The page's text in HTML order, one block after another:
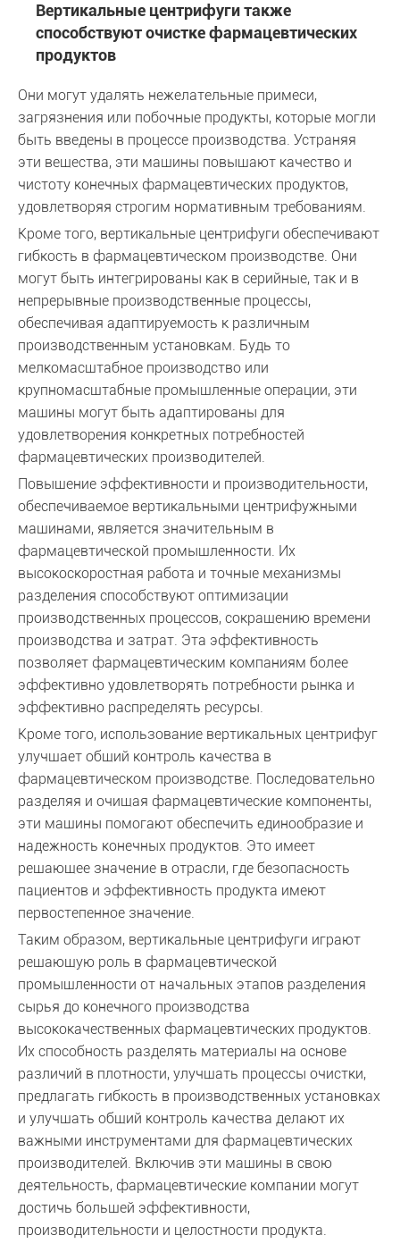
Вертикальные центрифуги также
способствуют очистке фармацевтических
продуктов
Они могут удалять нежелательные примеси,
загрязнения или побочные продукты, которые могли
быть введены в процессе производства. Устраняя
эти вещества, эти машины повышают качество и
чистоту конечных фармацевтических продуктов,
удовлетворяя строгим нормативным требованиям.
Кроме того, вертикальные центрифуги обеспечивают
гибкость в фармацевтическом производстве. Они
могут быть интегрированы как в серийные, так и в
непрерывные производственные процессы,
обеспечивая адаптируемость к различным
производственным установкам. Будь то
мелкомасштабное производство или
крупномасштабные промышленные операции, эти
машины могут быть адаптированы для
удовлетворения конкретных потребностей
фармацевтических производителей.
Повышение эффективности и производительности,
обеспечиваемое вертикальными центрифужными
машинами, является значительным в
фармацевтической промышленности. Их
высокоскоростная работа и точные механизмы
разделения способствуют оптимизации
производственных процессов, сокращению времени
производства и затрат. Эта эффективность
позволяет фармацевтическим компаниям более
эффективно удовлетворять потребности рынка и
эффективно распределять ресурсы.
Кроме того, использование вертикальных центрифуг
улучшает общий контроль качества в
фармацевтическом производстве. Последовательно
разделяя и очищая фармацевтические компоненты,
эти машины помогают обеспечить единообразие и
надежность конечных продуктов. Это имеет
решающее значение в отрасли, где безопасность
пациентов и эффективность продукта имеют
первостепенное значение.
Таким образом, вертикальные центрифуги играют
решающую роль в фармацевтической
промышленности от начальных этапов разделения
сырья до конечного производства
высококачественных фармацевтических продуктов.
Их способность разделять материалы на основе
различий в плотности, улучшать процессы очистки,
предлагать гибкость в производственных установках
и улучшать общий контроль качества делают их
важными инструментами для фармацевтических
производителей. Включив эти машины в свою
деятельность, фармацевтические компании могут
достичь большей эффективности,
производительности и целостности продукта.